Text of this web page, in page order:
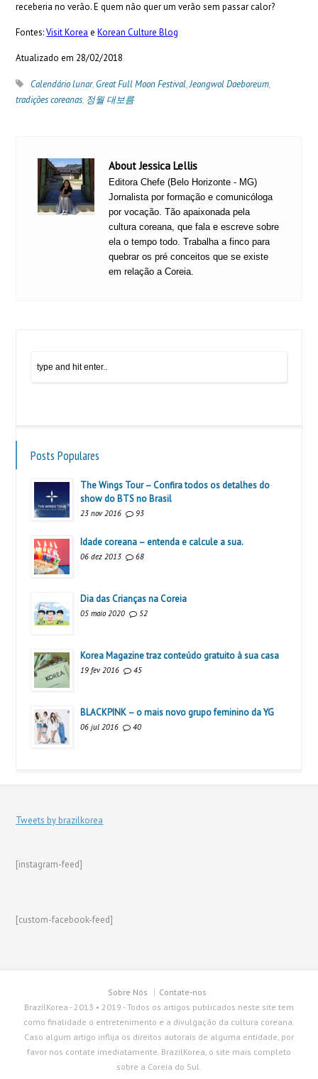
receberia no verão. E quem não quer um verão sem passar calor?
Fontes:Visit Korea e Korean Culture Blog
Atualizado em 28/02/2018
Calendário lunar, Great Full Moon Festival,Jeongwol Daeboreum,
tradições coreanas, 정월 대보름
About Jessica Lellis
Editora Chefe (Belo Horizonte - MG)
Jornalista por formação e comunicóloga
por vocação. Tão apaixonada pela
cultura coreana, que fala e escreve sobre
ela o tempo todo. Trabalha a finco para
quebrar os pré conceitos que se existe
em relação a Coreia.
Posts Populares
The Wings Tour – Confira todos os detalhes do
show do BTS no Brasil
23 nov 2016 93
Idade coreana – entenda e calcule a sua.
06 dez 2013 68
Dia das Crianças na Coreia
05 maio 2020 52
Korea Magazine traz conteúdo gratuito à sua casa
19 fev 2016 45
BLACKPINK – o mais novo grupo feminino da YG
06 jul 2016 40
Tweets by brazilkorea
[instagram-feed]
[custom-facebook-feed]
Sobre Nós
Contate-nos
BrazilKorea - 2013 • 2019 - Todos os artigos publicados neste site tem
como finalidade o entretenimento e a divulgação da cultura coreana.
Caso algum artigo inflija os direitos autorais de alguma entidade, por
favor nos contate imediatamente. BrazilKorea, o site mais completo
sobre a Coreia do Sul.